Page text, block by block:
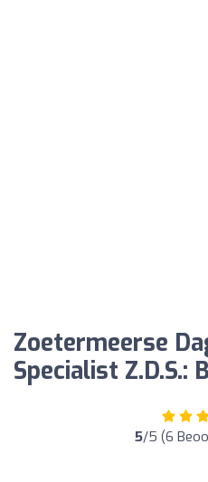
Zoetermeerse
Specialist Z.D.S.:
5/5 (6